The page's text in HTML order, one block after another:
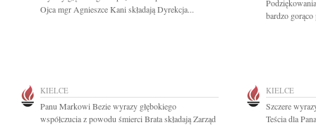
Ojca mgr Agnieszce Kani składają Dyrekcja...
bardzo
KIELCE
Panu Markowi Bezie wyrazy głębokiego
współczucia z powodu śmierci Brata składają Zarząd
KIELCE
Szczere
Teścia dla